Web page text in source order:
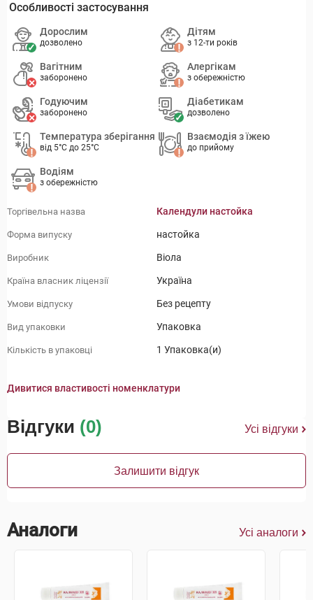
Особливості застосування
Дорослим
дозволено
Дітям
з 12-ти років
Вагітним
заборонено
Алергікам
з обережністю
Годуючим
заборонено
Діабетикам
дозволено
Температура зберігання
від 5°C до 25°C
Взаємодія з їжею
до прийому
Водіям
з обережністю
Торгівельна назва Календули настойка
Форма випуску настойка
Виробник Віола
Країна власник ліцензії Україна
Умови відпуску Без рецепту
Вид упаковки Упаковка
Кількість в упаковці 1 Упаковка(и)
Дивитися властивості номенклатури
Відгуки (0) Усі відгуки
Залишити відгук
Аналоги Усі аналоги